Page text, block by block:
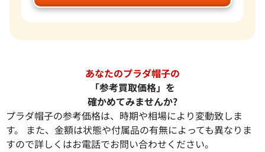
あなたのプラダ帽子の
「参考買取価格」を
確かめてみませんか?
プラダ帽子の参考価格は、時期や相場により変動致しま
す。 また、金額は状態や付属品の有無によっても異なりま
すので詳しくはお電話でお問い合わせください。